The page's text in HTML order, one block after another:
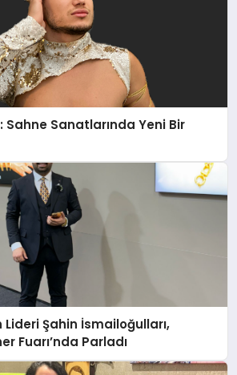
Sahne Sanatlarında Yeni Bir
Lideri Şahin İsmailoğulları,
Fuarı’nda Parladı ￼